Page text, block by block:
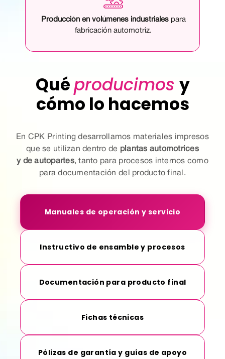
Producción en volúmenes industriales para
fabricación automotriz.
Quéproducimos y
cómo lo hacemos
En CPK Printing desarrollamos materiales impresos
que se utilizan dentro de
plantas automotrices
y de autopartes, tanto para procesos internos como
para documentación del producto final.
Manuales de operación y servicio
Instructivo de ensamble y procesos
Documentación para producto final
Fichas técnicas
Pólizas de garantía y guías de apoyo